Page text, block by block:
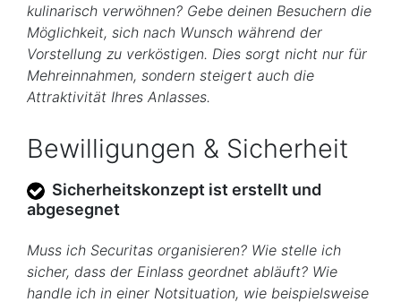
kulinarisch verwöhnen? Gebe deinen Besuchern die
Möglichkeit, sich nach Wunsch während der
Vorstellung zu verköstigen. Dies sorgt nicht nur für
Mehreinnahmen, sondern steigert auch die
Attraktivität Ihres Anlasses.
Bewilligungen & Sicherheit
Sicherheitskonzept ist erstellt und
abgesegnet
Muss ich Securitas organisieren? Wie stelle ich
sicher, dass der Einlass geordnet abläuft? Wie
handle ich in einer Notsituation, wie beispielsweise